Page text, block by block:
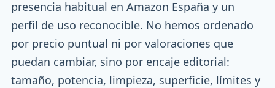
presencia habitual en Amazon España y un
perfil de uso reconocible. No hemos ordenado
por precio puntual ni por valoraciones que
puedan cambiar, sino por encaje editorial:
tamaño, potencia, limpieza, superficie, límites y